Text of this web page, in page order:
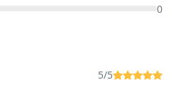
0
5/5